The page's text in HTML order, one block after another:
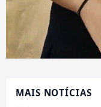
MAIS NOTÍCIAS